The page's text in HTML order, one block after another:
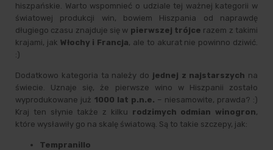
hiszpańskie. Warto wspomnieć o udziale tej ważnej kategorii w
światowej produkcji win, bowiem Hiszpania od naprawdę
długiego czasu znajduje się w pierwszej trójce razem z takimi
krajami, jak Włochy i Francja, ale to akurat nie powinno dziwić.
:)
Dodatkowo kategoria ta należy do jednej z najstarszych na
świecie. Uznaje się, że pierwsze wino w Hiszpanii zostało
wyprodukowane już 1000 lat p.n.e. – niesamowite, prawda? :)
Kraj ten słynie także z kilku rodzimych odmian winogron,
które wysławiły go na skalę światową. Są to takie szczepy, jak:
Tempranillo